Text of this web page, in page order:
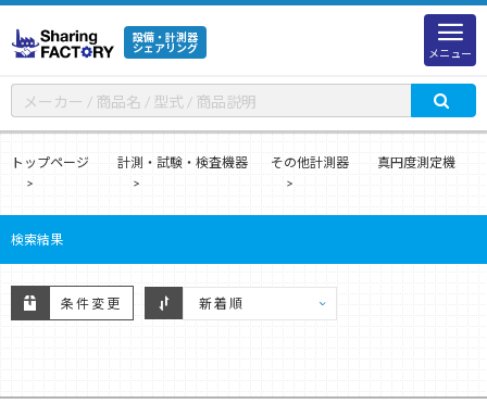
設備・計測器
シェアリング
メニュー
トップページ 計測・試験・検査機器 その他計測器 真円度測定機
検索結果
条件変更